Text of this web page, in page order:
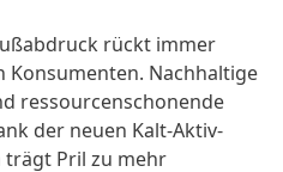
rückt immer
Konsumenten. Nachhaltige
ressourcenschonende
der neuen Kalt-Aktiv-
trägt Pril zu mehr